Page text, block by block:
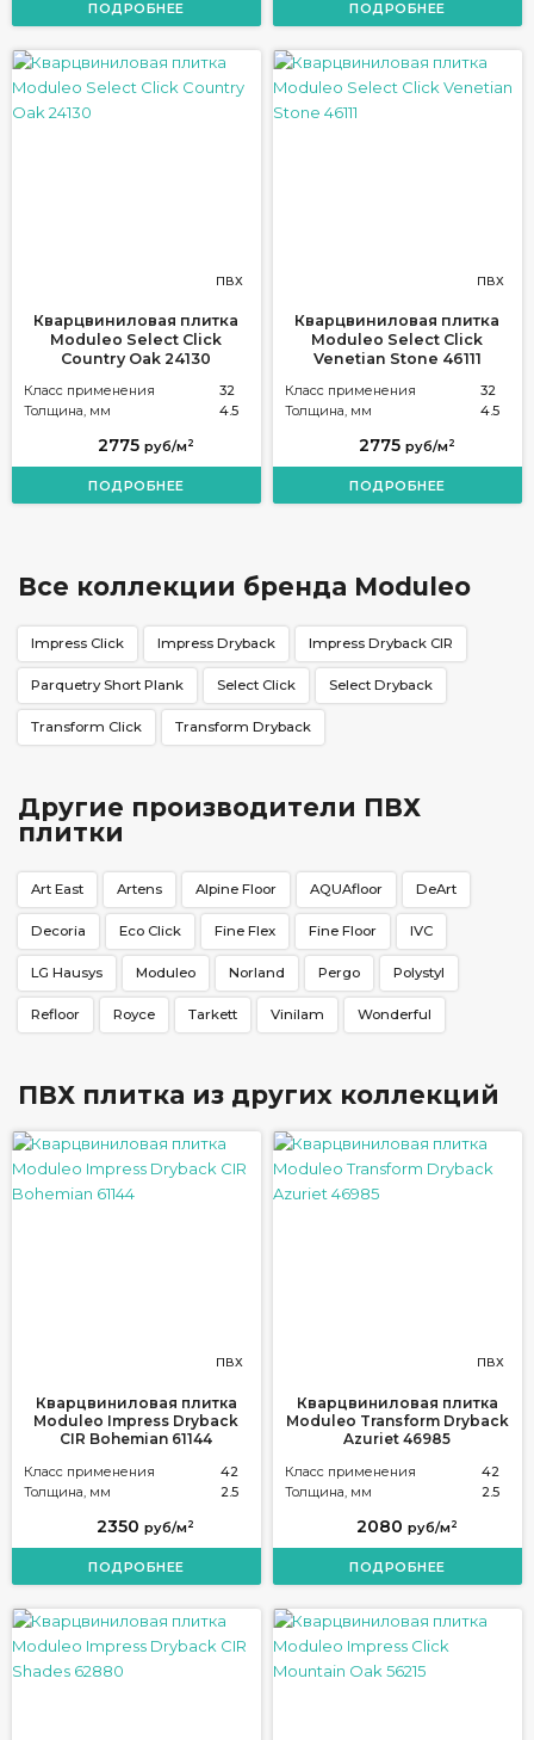
ПОДРОБНЕЕ ПОДРОБНЕЕ
ПВХ
Кварцвиниловая плитка
Moduleo Select Click
Country Oak 24130
Класс применения
32
Толщина, мм
4.5
2775 руб/м 2
ПОДРОБНЕЕ
ПВХ
Кварцвиниловая плитка
Moduleo Select Click
Venetian Stone 46111
Класс применения
32
Толщина, мм
4.5
2775 руб/м 2
ПОДРОБНЕЕ
Все коллекции бренда Moduleo
Impress Click Impress Dryback Impress Dryback CIR
Parquetry Short Plank Select Click Select Dryback
Transform Click Transform Dryback
Другие производители ПВХ
плитки
Art East Artens Alpine Floor AQUAfloor DeArt
Decoria Eco Click Fine Flex Fine Floor IVC
LG Hausys Moduleo Norland Pergo Polystyl
Refloor Royce Tarkett Vinilam Wonderful
ПВХ плитка из других коллекций
ПВХ
Кварцвиниловая плитка
Moduleo Impress Dryback
CIR Bohemian 61144
Класс применения
42
Толщина, мм
2.5
2350 руб/м 2
ПОДРОБНЕЕ
ПВХ
Кварцвиниловая плитка
Moduleo Transform Dryback
Azuriet 46985
Класс применения
42
Толщина, мм
2.5
2080 руб/м 2
ПОДРОБНЕЕ